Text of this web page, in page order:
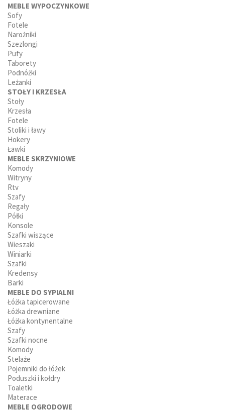
MEBLE WYPOCZYNKOWE
Sofy
Fotele
Narożniki
Szezlongi
Pufy
Taborety
Podnóżki
Leżanki
STOŁY I KRZESŁA
Stoły
Krzesła
Fotele
Stoliki i ławy
Hokery
Ławki
MEBLE SKRZYNIOWE
Komody
Witryny
Rtv
Szafy
Regały
Półki
Konsole
Szafki wiszące
Wieszaki
Winiarki
Szafki
Kredensy
Barki
MEBLE DO SYPIALNI
Łóżka tapicerowane
Łóżka drewniane
Łóżka kontynentalne
Szafy
Szafki nocne
Komody
Stelaże
Pojemniki do łóżek
Poduszki i kołdry
Toaletki
Materace
MEBLE OGRODOWE